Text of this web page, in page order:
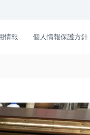
情報 個人情報保護方針